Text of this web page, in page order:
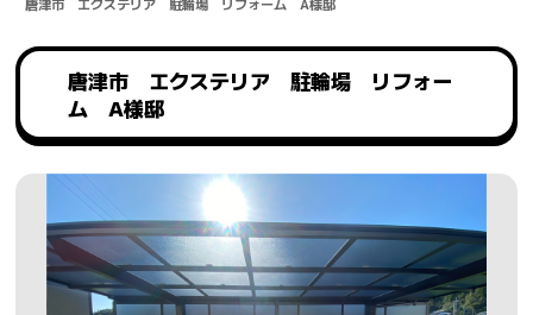
唐津市 エクステリア 駐輪場 リフォーム A様邸
唐津市 エクステリア 駐輪場 リフォー
ム A様邸